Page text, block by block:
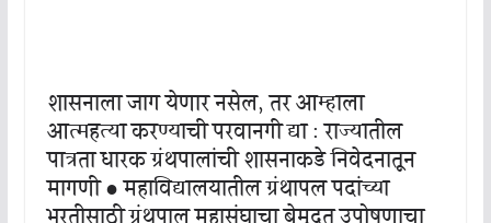
शासनाला जाग येणार नसेल, तर आम्हाला
आत्महत्या करण्याची परवानगी द्या : राज्यातील
पात्रता धारक ग्रंथपालांची शासनाकडे निवेदनातून
मागणी ● महाविद्यालयातील ग्रंथापल पदांच्या